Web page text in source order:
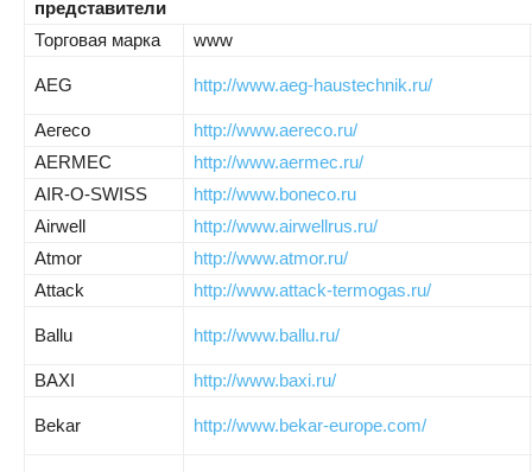
представители
Торговая марка
www
AEG http://www.aeg-haustechnik.ru/
Аегесо
http://www.aereco.ru/
AERMEC
http://www.aermec.ru/
AIR-O-SWISS
http://www.boneco.ru
Airwell
http://www.airwellrus.ru/
Atmor
http://www.atmor.ru/
Attack
http://www.attack-termogas.ru/
Ballu http://www.ballu.ru/
BAXI http://www.baxi.ru/
Bekar http://www.bekar-europe.com/